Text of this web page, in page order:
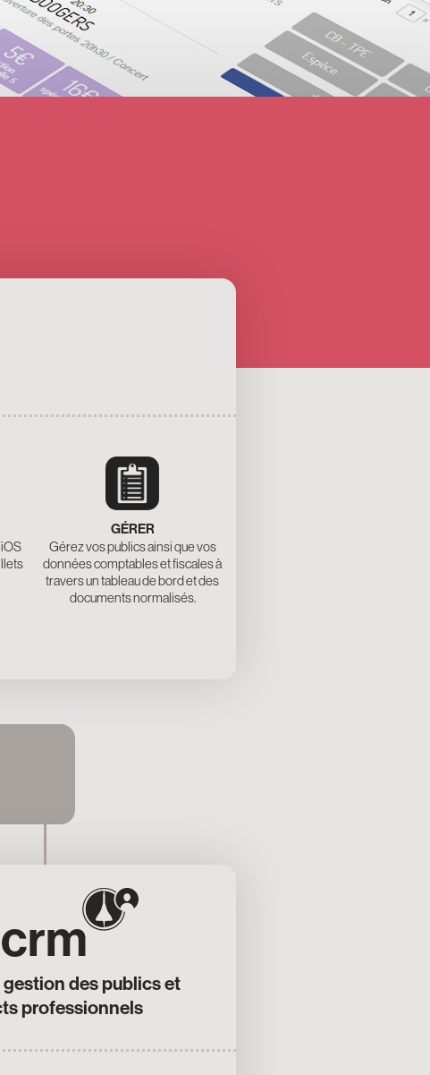
GÉRER
Gérez vos publics ainsi que vos
données comptables et fiscales à
travers un tableau de bord et des
documents normalisés.
crm
des publics et
professionnels